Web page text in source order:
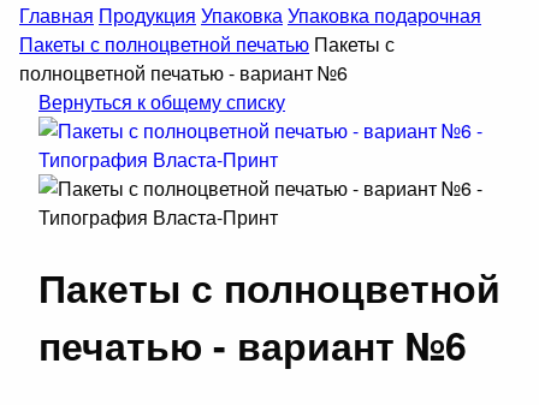
Главная Продукция УпаковкаУпаковка подарочная
Пакеты с полноцветной печатью Пакеты с
полноцветной печатью - вариант №6
Вернуться к общему списку
Пакеты с полноцветной
печатью - вариант №6